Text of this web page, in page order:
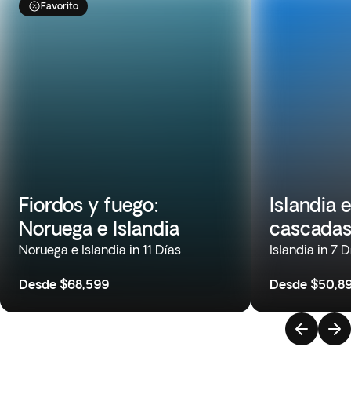
Favorito
Fiordos y fuego:
Noruega e Islandia
Noruega e Islandia in 11 Días
Desde $68,599
Islandia
Islandia in 7
Desde